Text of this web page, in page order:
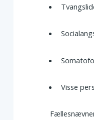
Visse